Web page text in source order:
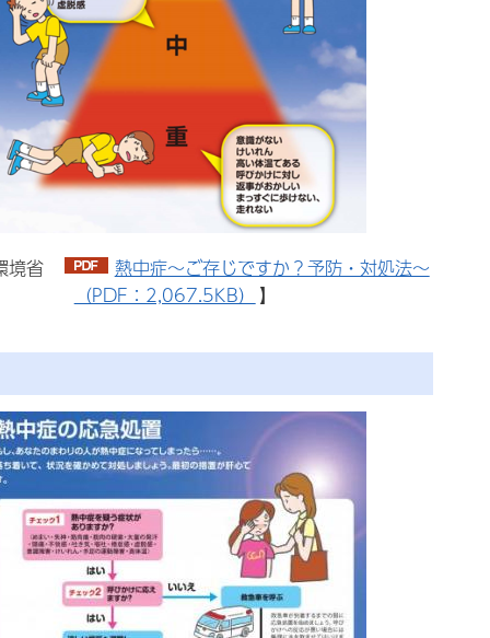
境省
熱中症～ご存じですか？予防・対処法～
（PDF：2,067.5KB） 】